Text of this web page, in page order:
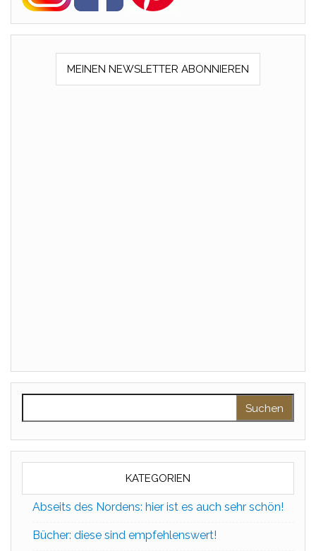
MEINEN NEWSLETTER ABONNIEREN
KATEGORIEN
Abseits des Nordens: hier ist es auch sehr schön!
Bücher: diese sind empfehlenswert!